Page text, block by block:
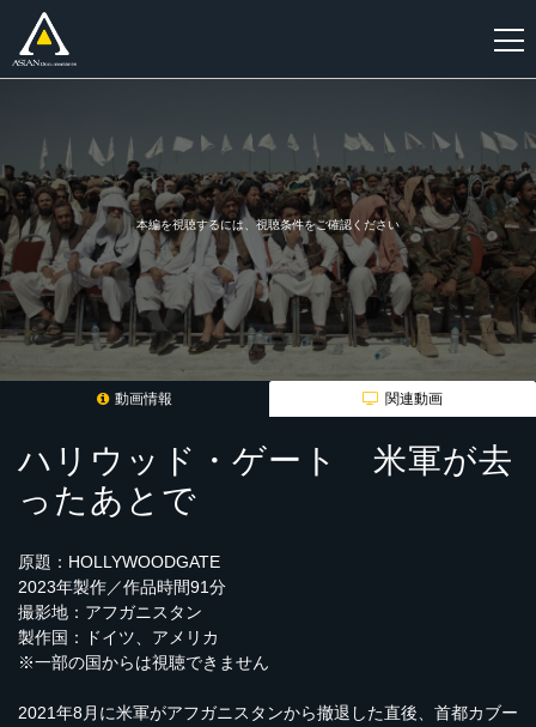
規
登
録
本編を視聴するには、視聴条件をご確認ください
動画情報 関連動画
ハリウッド・ゲート 米軍が去
ったあとで
原題：HOLLYWOODGATE
2023年製作／作品時間91分
撮影地：アフガニスタン
製作国：ドイツ、アメリカ
※一部の国からは視聴できません
2021年8月に米軍がアフガニスタンから撤退した直後、首都カブー